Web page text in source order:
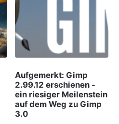
Aufgemerkt: Gimp
2.99.12 erschienen -
ein riesiger Meilenstein
auf dem Weg zu Gimp
3.0